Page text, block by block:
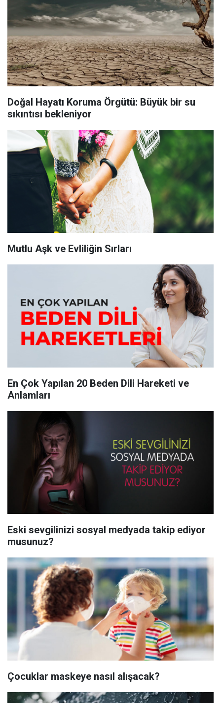
Doğal Hayatı Koruma Örgütü: Büyük bir su
sıkıntısı bekleniyor
Mutlu Aşk ve Evliliğin Sırları
En Çok Yapılan 20 Beden Dili Hareketi ve
Anlamları
Eski sevgilinizi sosyal medyada takip ediyor
musunuz?
Çocuklar maskeye nasıl alışacak?